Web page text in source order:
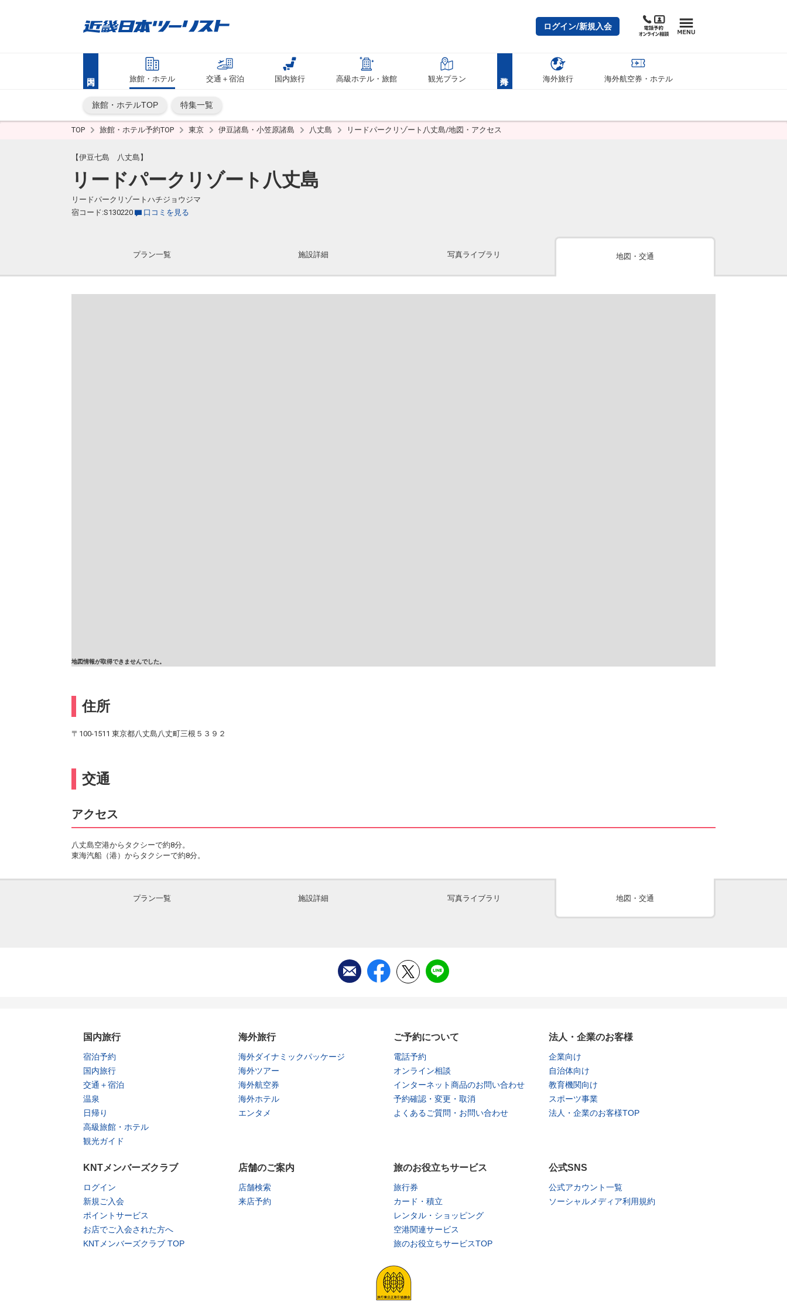
ログイン/新規入会
旅館・ホテル 交通＋宿泊 国内旅行 高級ホテル・旅館 観光プラン 海外旅行 海外航空券・ホテル
旅館・ホテルTOP 特集一覧
TOP 旅館・ホテル予約TOP 東京 伊豆諸島・小笠原諸島 八丈島 リードパークリゾート八丈島/地図・アクセス
【伊豆七島 八丈島】
リードパークリゾート八丈島
リードパークリゾートハチジョウジマ
宿コード:S130220
口コミを見る
プラン一覧 施設詳細 写真ライブラリ 地図・交通
地図情報が取得できませんでした。
住所
〒100-1511 東京都八丈島八丈町三根５３９２
交通
アクセス
八丈島空港からタクシーで約8分。
東海汽船（港）からタクシーで約8分。
プラン一覧 施設詳細 写真ライブラリ 地図・交通
国内旅行
宿泊予約
国内旅行
交通＋宿泊
温泉
日帰り
高級旅館・ホテル
観光ガイド
海外旅行
海外ダイナミックパッケージ
海外ツアー
海外航空券
海外ホテル
エンタメ
ご予約について
電話予約
オンライン相談
インターネット商品のお問い合わせ
予約確認・変更・取消
よくあるご質問・お問い合わせ
法人・企業のお客様
企業向け
自治体向け
教育機関向け
スポーツ事業
法人・企業のお客様TOP
KNTメンバーズクラブ
ログイン
新規ご入会
ポイントサービス
お店でご入会された方へ
KNTメンバーズクラブ TOP
店舗のご案内
店舗検索
来店予約
旅のお役立ちサービス
旅行券
カード・積立
レンタル・ショッピング
空港関連サービス
旅のお役立ちサービスTOP
公式SNS
公式アカウント一覧
ソーシャルメディア利用規約